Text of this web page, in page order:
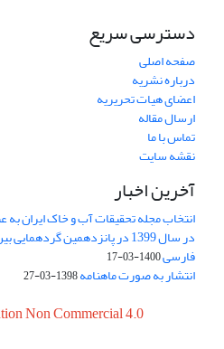
دسترسی سریع
صفحه اصلی
درباره نشریه
اعضای هیات تحریریه
ارسال مقاله
تماس با ما
نقشه سایت
آخرین اخبار
انتخاب مجله تحقیقات آب و خاک ایران به
در سال 1399 در پانزدهمین
فارسی1400-03-17
انتشار به صورت ماهنامه1398-03-27
Non Commercial 4.0